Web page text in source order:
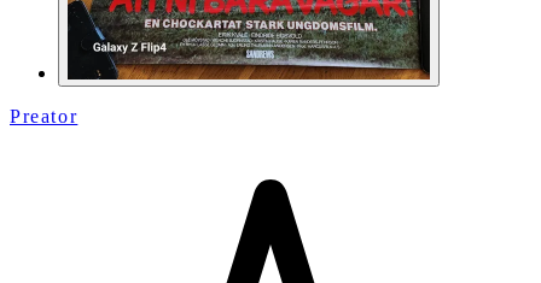
Preator